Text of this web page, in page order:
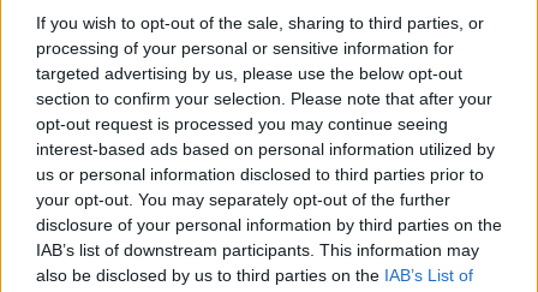
If you wish to opt-out of the sale, sharing to third parties, or
processing of your personal or sensitive information for
targeted advertising by us, please use the below opt-out
section to confirm your selection. Please note that after your
opt-out request is processed you may continue seeing
interest-based ads based on personal information utilized by
us or personal information disclosed to third parties prior to
your opt-out. You may separately opt-out of the further
disclosure of your personal information by third parties on the
IAB’s list of downstream participants. This information may
also be disclosed by us to third parties on the IAB’s List of
H Τόνια Σωτηροπούλου πάντρεψε τηνΧριστίνα Κατσαούνη,
την σχεδιάστρια που είναι πίσω από τοbrand με τα μοντέρνα